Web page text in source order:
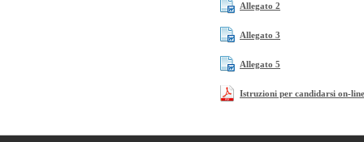
Allegato 2
Allegato 3
Allegato 5
Istruzioni per candidarsi on-line